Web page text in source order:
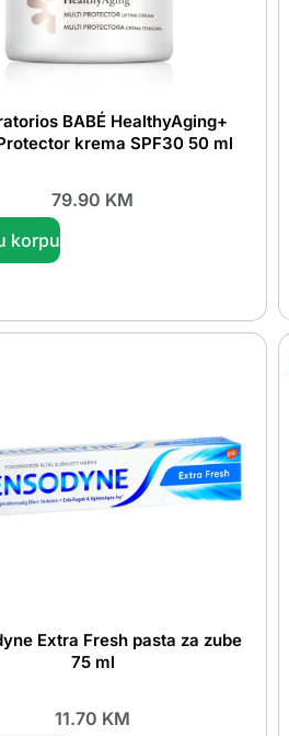
BABÉ HealthyAging+
krema SPF30 50 ml
79.90 KM
korpu
Extra Fresh pasta za zube
75 ml
11.70 KM